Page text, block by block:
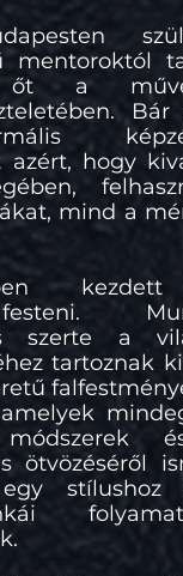
mentoroktól
őt a
Bár
hogy
mind a
ben
szerte a
tartoznak
ötvözéséről
stílushoz